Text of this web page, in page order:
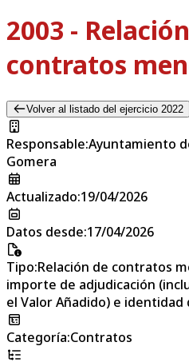
2003 -
contratos
Volver al listado del ejercicio 2022
Responsable:Ayuntamiento
Gomera
Actualizado:19/04/2026
Datos desde:17/04/2026
Tipo:Relación de contratos
importe de adjudicación
el Valor Añadido) e
Categoría:Contratos